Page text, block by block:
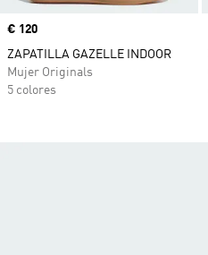
Precio
€ 120
ZAPATILLA GAZELLE INDOOR
Mujer Originals
5 colores